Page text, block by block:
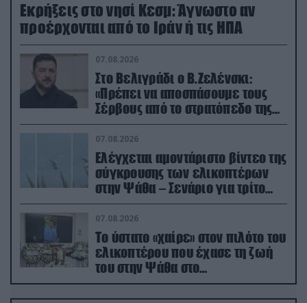
Εκρήξεις στο νησί Κεσμ: Άγνωστο αν
προέρχονται από το Ιράν ή τις ΗΠΑ
07.08.2026
Στο Βελιγράδι ο Β.Ζελένσκι:
«Πρέπει να αποσπάσουμε τους
Σέρβους από το στρατόπεδο της
Ρωσίας»
07.08.2026
Ελέγχεται αμοντάριστο βίντεο της
σύγκρουσης των ελικοπτέρων
στην Ψάθα – Σενάριο για τρίτο
ελικόπτερο
07.08.2026
Το ύστατο «χαίρε» στον πιλότο του
ελικοπτέρου που έχασε τη ζωή
του στην Ψάθα στο
αποτεφρωτήριο Ριτσώνας